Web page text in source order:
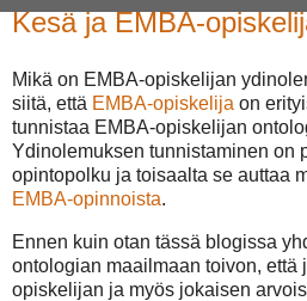
Kesä ja EMBA-
Mikä on EMBA-opiskelijan
siitä, että EMBA-opiskelija on
tunnistaa EMBA-opiskelijan
Ydinolemuksen tunnistaminen on
opintopolku ja toisaalta se auttaa
EMBA-opinnoista.
Ennen kuin otan tässä blogissa
ontologian maailmaan toivon, että
opiskelijan ja myös jokaisen